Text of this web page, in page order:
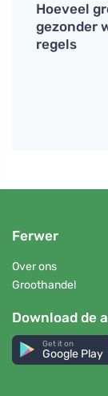
Hoeveel
gezonder
regels
Ferwer
Over ons
Groothandel
Download de
Get it on
Google Play